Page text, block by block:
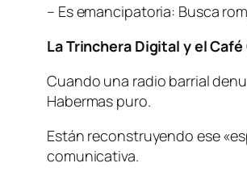
– Es emancipatoria: Busca
La Trinchera Digital y el
Cuando una radio barrial
Habermas puro.
Están reconstruyendo ese
comunicativa.